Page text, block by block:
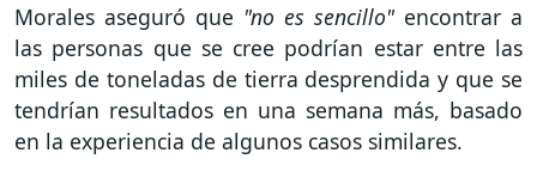
Morales aseguró que "no es sencillo"encontrar a
las personas que se cree podrían estar entre las
miles de toneladas de tierra desprendida y que se
tendrían resultados en una semana más, basado
en la experiencia de algunos casos similares.